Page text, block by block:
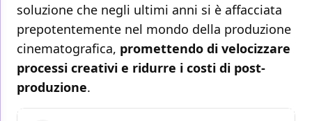
soluzione che negli ultimi anni si è affacciata
prepotentemente nel mondo della produzione
cinematografica, promettendo di velocizzare
processi creativi e ridurre i costi di post-
produzione.